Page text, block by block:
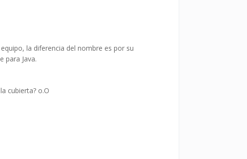
la diferencia del nombre es por su
para Java.
cubierta? o.O